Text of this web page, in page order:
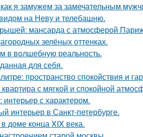
я замужем за замечательным
на Неву и телебашню.
мансарда с атмосферой
зелёных оттенках.
в волшебную реальность.
для себя.
пространство спокойствия и
с мягкой и спокойной
интерьер с характером.
интерьер в Санкт-петербурге.
доме конца XIX века.